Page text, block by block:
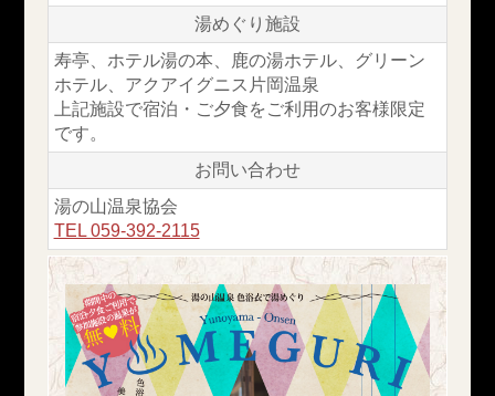
湯めぐり施設
寿亭、ホテル湯の本、鹿の湯ホテル、グリーン
ホテル、 アクアイグニス片岡温泉
上記施設で宿泊・ご夕食をご利用のお客様限定
です。
お問い合わせ
湯の山温泉協会
TEL 059-392-2115